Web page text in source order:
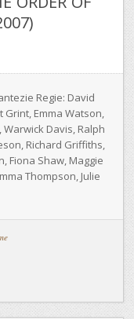
Regie: David
Emma Watson,
Davis, Ralph
Richard Griffiths,
Fiona Shaw, Maggie
Thompson, Julie